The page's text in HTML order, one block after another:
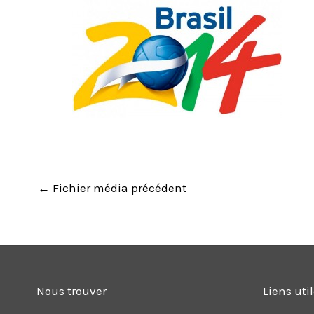
← Fichier média précédent
Nous trouver Liens